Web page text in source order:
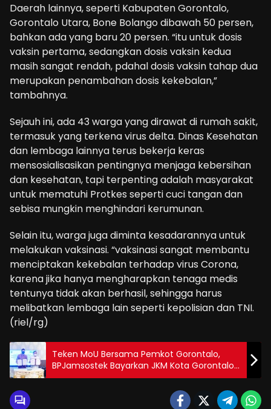
Daerah lainnya, seperti Kabupaten Gorontalo,
Gorontalo Utara, Bone Bolango dibawah 50 persen,
bahkan ada yang baru 20 persen. “itu untuk dosis
vaksin pertama, sedangkan dosis vaksin kedua
masih sangat rendah, pdahal dosis vaksin tahap dua
merupakan penambahan dosis kekebalan,”
tambahnya.
Sejauh ini, ada 43 warga yang dirawat di rumah sakit,
termasuk yang terkena virus delta. Dinas Kesehatan
dan lembaga lainnya terus bekerja keras
mensosialisasikan pentingnya menjaga kebersihan
dan kesehatan, tapi terpenting adalah masyarakat
untuk mematuhi Protkes seperti cuci tangan dan
sebisa mungkin menghindari kerumunan.
Selain itu, warga juga diminta kesadarannya untuk
melakukan vaksinasi. “vaksinasi sangat membantu
menciptakan kekebalan terhadap virus Corona,
karena jika hanya mengharapkan tenaga medis
tentunya tidak akan berhasil, sehingga harus
melibatkan lembaga lain seperti kepolisian dan TNI.
(riel/rg)
Teken MoU Bersama Pemkot Gorontalo,
BPJamsostek Bayarkan JKM Kota Gorontalo
Rp1,6 Miliar